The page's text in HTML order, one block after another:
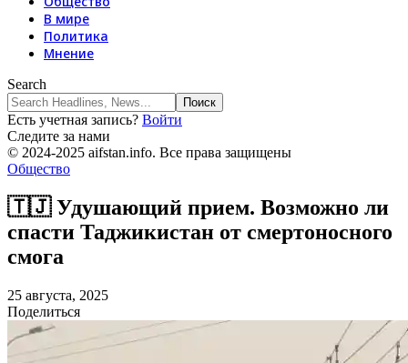
В мире
Политика
Мнение
Search
Есть учетная запись? Войти
Следите за нами
© 2024-2025 aifstan.info. Все права защищены
Общество
🇹🇯 Удушающий прием. Возможно ли
спасти Таджикистан от смертоносного
смога
25 августа, 2025
Поделиться